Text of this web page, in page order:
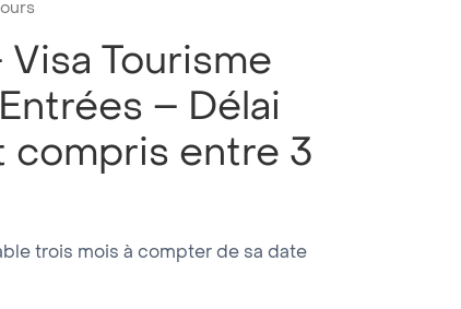
Visa Tourisme
– Délai
compris entre 3
trois mois à compter de sa date